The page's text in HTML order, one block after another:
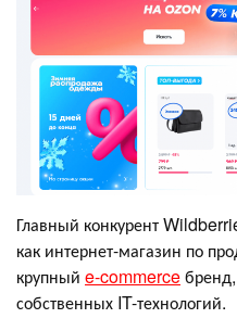
Главный конкурент
как интернет-магазин по
крупный e-commerce
собственных IT-технологий.